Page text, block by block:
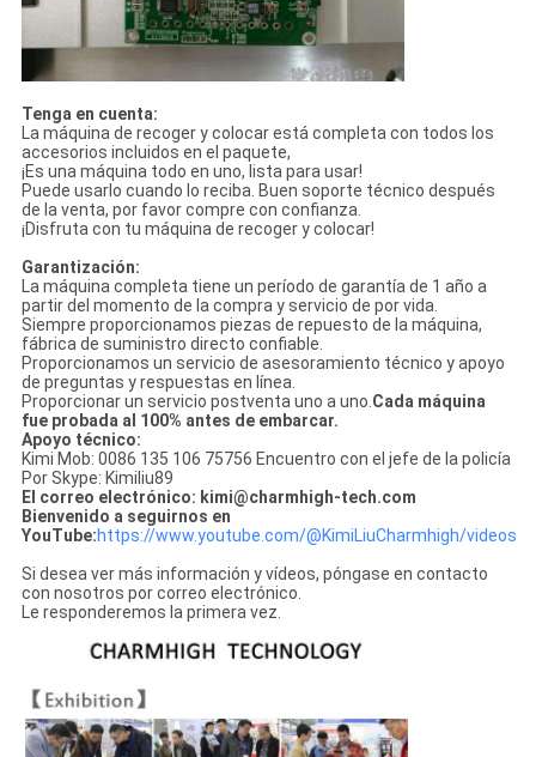
Tenga en cuenta:
La máquina de recoger y colocar está completa con todos los
accesorios incluidos en el paquete,
¡Es una máquina todo en uno, lista para usar!
Puede usarlo cuando lo reciba. Buen soporte técnico después
de la venta, por favor compre con confianza.
¡Disfruta con tu máquina de recoger y colocar!
Garantización:
La máquina completa tiene un período de garantía de 1 año a
partir del momento de la compra y servicio de por vida.
Siempre proporcionamos piezas de repuesto de la máquina,
fábrica de suministro directo confiable.
Proporcionamos un servicio de asesoramiento técnico y apoyo
de preguntas y respuestas en línea.
Proporcionar un servicio postventa uno a uno. Cada máquina
fue probada al 100% antes de embarcar.
Apoyo técnico:
Kimi Mob: 0086 135 106 75756 Encuentro con el jefe de la policía
Por Skype: Kimiliu89
El correo electrónico: kimi@charmhigh-tech.com
Bienvenido a seguirnos en
YouTube:https://www.youtube.com/@KimiLiuCharmhigh/videos
Si desea ver más información y vídeos, póngase en contacto
con nosotros por correo electrónico.
Le responderemos la primera vez.